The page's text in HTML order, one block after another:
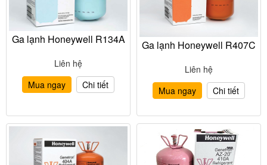
Ga lạnh Honeywell R134A
Liên hệ
Mua ngay
Chi tiết
Ga lạnh Honeywell R407C
Liên hệ
Mua ngay
Chi tiết